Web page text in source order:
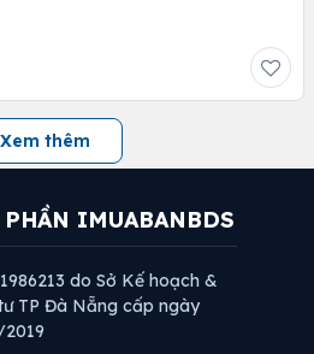
Xem thêm
IMUABANBDS
do Sở Kế hoạch &
TP Đà Nẵng cấp ngày